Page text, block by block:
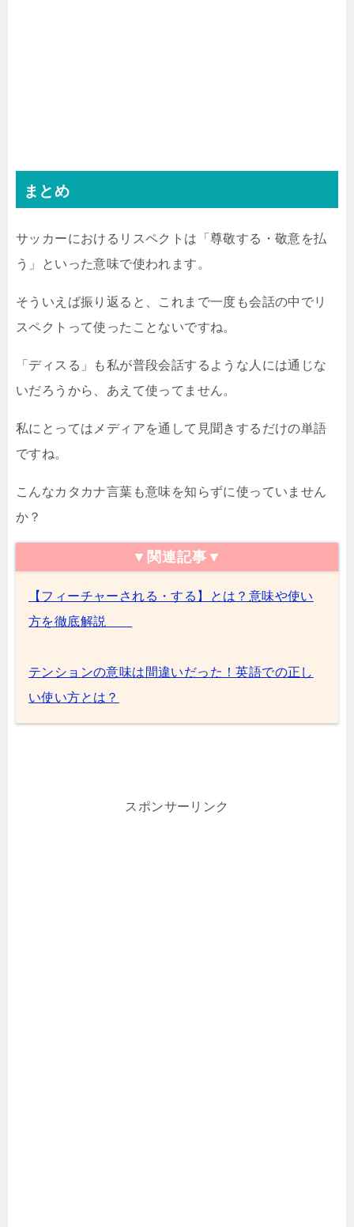
まとめ
サッカーにおけるリスペクトは「尊敬する・敬意を払
う」といった意味で使われます。
そういえば振り返ると、これまで一度も会話の中でリ
スペクトって使ったことないですね。
「ディスる」も私が普段会話するような人には通じな
いだろうから、あえて使ってません。
私にとってはメディアを通して見聞きするだけの単語
ですね。
こんなカタカナ言葉も意味を知らずに使っていません
か？
▼関連記事▼
【フィーチャーされる・する】とは？意味や使い
方を徹底解説
テンションの意味は間違いだった！英語での正し
い使い方とは？
スポンサーリンク